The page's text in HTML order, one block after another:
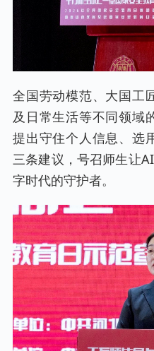
全国劳动模范、大国工
及日常生活等不同领域
提出守住个人信息、选
三条建议，号召师生让
字时代的守护者。